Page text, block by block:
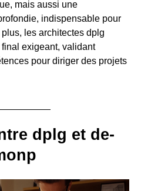
mais aussi une
indispensable pour
les architectes dplg
exigeant, validant
pour diriger des projets
dplg et de-